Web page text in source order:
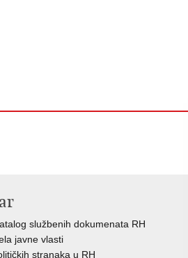
službenih dokumenata RH
javne vlasti
stranaka u RH